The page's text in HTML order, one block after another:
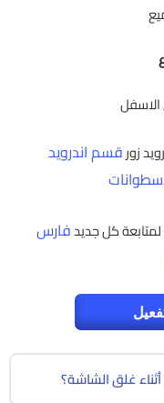
الاسفل
زورقسم اندرويد
كل جديدفارس